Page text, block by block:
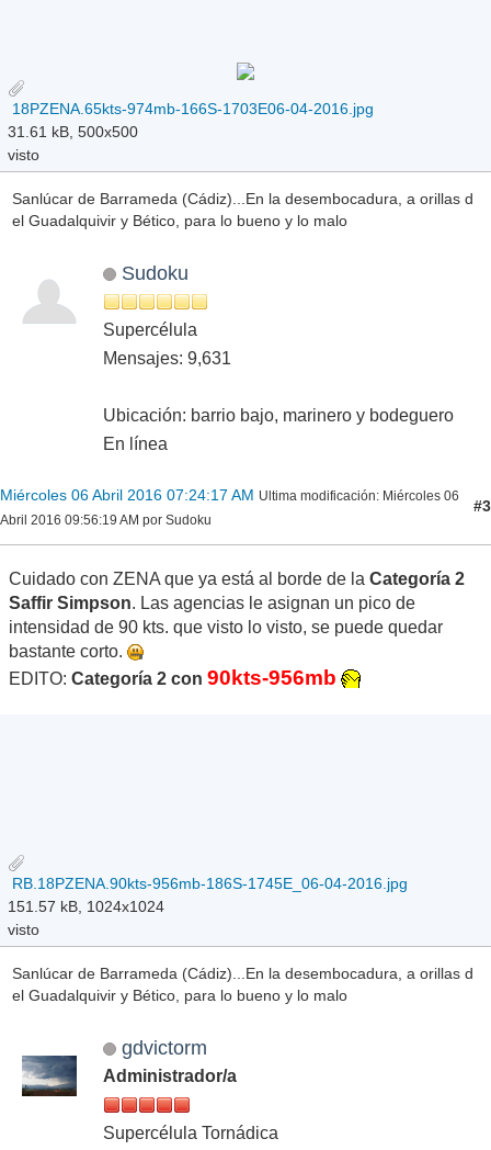
18PZENA.65kts-974mb-166S-1703E06-04-2016.jpg
31.61 kB, 500x500
visto
Sanlúcar de Barrameda (Cádiz)...En la desembocadura, a orillas d
el Guadalquivir y Bético, para lo bueno y lo malo
Sudoku
Supercélula
Mensajes: 9,631
Ubicación: barrio bajo, marinero y bodeguero
En línea
Miércoles 06 Abril 2016 07:24:17 AM Ultima modificación: Miércoles 06
Abril 2016 09:56:19 AM por Sudoku
#3
Cuidado con ZENA que ya está al borde de la Categoría 2
Saffir Simpson. Las agencias le asignan un pico de
intensidad de 90 kts. que visto lo visto, se puede quedar
bastante corto.
EDITO: Categoría 2 con 90kts-956mb
RB.18PZENA.90kts-956mb-186S-1745E_06-04-2016.jpg
151.57 kB, 1024x1024
visto
Sanlúcar de Barrameda (Cádiz)...En la desembocadura, a orillas d
el Guadalquivir y Bético, para lo bueno y lo malo
gdvictorm
Administrador/a
Supercélula Tornádica